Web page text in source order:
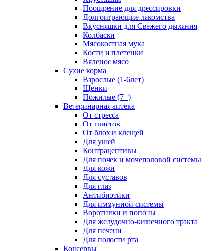
Поощрение для дрессировки
Долгоиграющие лакомства
Вкусняшки для Свежего дыхания
Колбаски
Мясокостная мука
Кости и плетенки
Вяленое мясо
Сухие корма
Взрослые (1-6лет)
Щенки
Пожилые (7+)
Ветеринарная аптека
От стресса
От глистов
От блох и клещей
Для ушей
Контрацептивы
Для почек и мочеполовой системы
Для кожи
Для суставов
Для глаз
Антибиотики
Для иммунной системы
Воротники и попоны
Для желудочно-кишечного тракта
Для печени
Для полости рта
Консервы